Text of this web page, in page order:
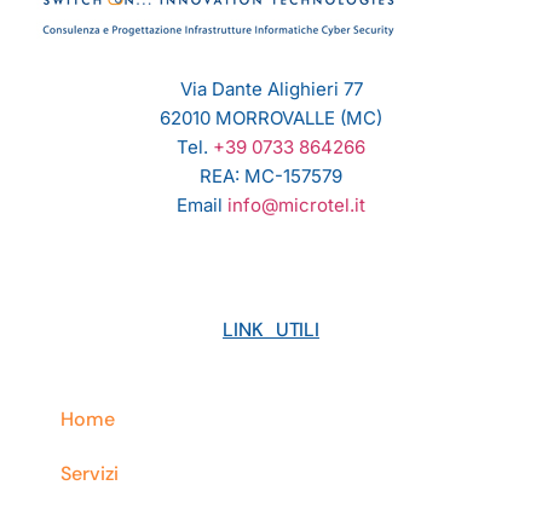
Via Dante Alighieri 77
62010 MORROVALLE (MC)
Tel. +39 0733 864266
REA: MC-157579
Email info@microtel.it
LINK UTILI
Home
Servizi